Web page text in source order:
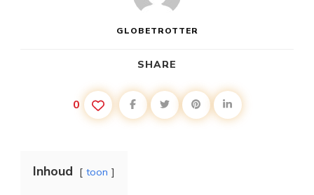
GLOBETROTTER
SHARE
0
Inhoud toon